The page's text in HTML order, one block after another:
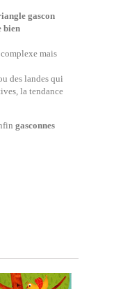
gascon
bien
mais
des landes qui
la tendance
gasconnes